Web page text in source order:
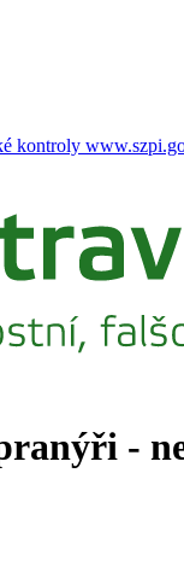
kontroly
-